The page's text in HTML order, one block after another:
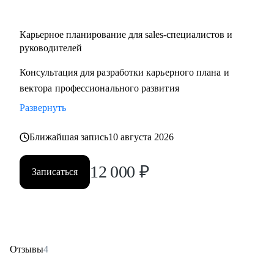
Карьерное планирование для sales-специалистов и
руководителей
Консультация для разработки карьерного плана и
вектора профессионального развития
Развернуть
Ближайшая запись10 августа 2026
Записаться 12 000 ₽
Отзывы4